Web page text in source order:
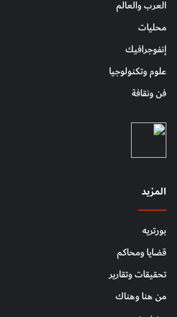
العرب والعالم
محليات
إنفوجرافيك
علوم وتكنولوجيا
فن وثقافة
المزيد
بورتريه
قضايا ومحاكم
تحقيقات وتقارير
من هنا وهناك